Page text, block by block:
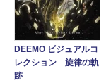
DEEMO ビジュアルコ
レクション 旋律の軌
跡